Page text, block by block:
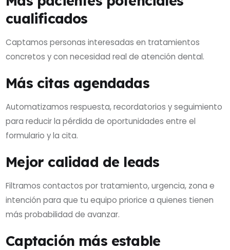
cualificados
Captamos personas interesadas en tratamientos
concretos y con necesidad real de atención dental.
Más citas agendadas
Automatizamos respuesta, recordatorios y seguimiento
para reducir la pérdida de oportunidades entre el
formulario y la cita.
Mejor calidad de leads
Filtramos contactos por tratamiento, urgencia, zona e
intención para que tu equipo priorice a quienes tienen
más probabilidad de avanzar.
Captación más estable